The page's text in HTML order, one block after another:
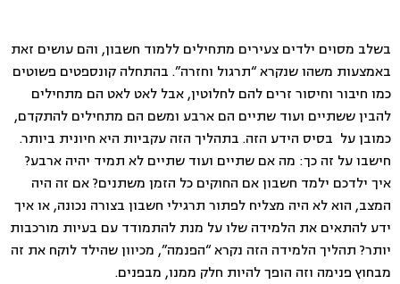
בשלב מסוים ילדים צעירים מתחילים ללמוד חשבון, והם עושים זאת
באמצעות משהו שנקרא “תרגול וחזרה”. בהתחלה קונספטים פשוטים
כמו חיבור וחיסור זרים להם לחלוטין, אבל לאט לאט הם מתחילים
להבין ששתיים ועוד שתיים הם ארבע ומשם הם מתחילים להתקדם,
כמובן על בסיס הידע הזה. בתהליך הזה עקביות היא חיונית ביותר.
חישבו על זה כך: מה אם שתיים ועוד שתיים לא תמיד יהיה ארבע?
איך ילדכם ילמד חשבון אם החוקים כל הזמן משתנים? אם זה היה
המצב, הוא לא היה מצליח לפתור תרגילי חשבון בצורה נכונה, או איך
ידע להתאים את הלמידה שלו על מנת להתמודד עם בעיות מורכבות
יותר? תהליך הלמידה הזה נקרא “הפנמה”, מכיוון שהילד לוקח את זה
מבחוץ פנימה וזה הופך להיות חלק ממנו, מבפנים.